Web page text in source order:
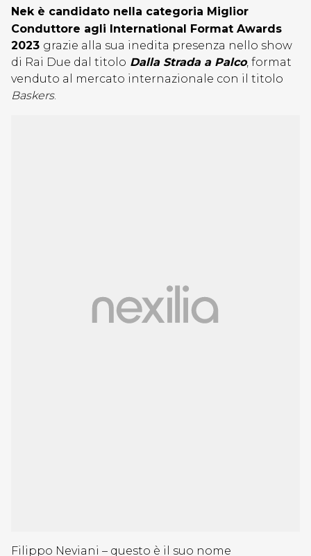
Nek è candidato nella categoria Miglior
Conduttore agli International Format Awards
2023 grazie alla sua inedita presenza nello show
di Rai Due dal titolo Dalla Strada a Palco, format
venduto al mercato internazionale con il titolo
Baskers.
Filippo Neviani – questo è il suo nome